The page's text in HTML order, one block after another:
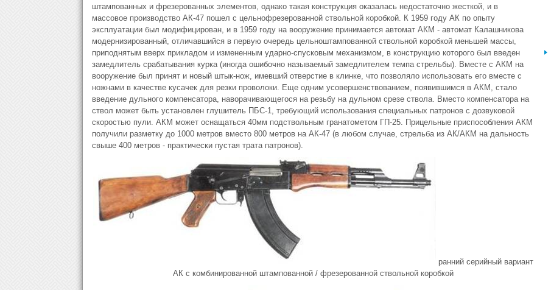
штампованных и фрезерованных элементов, однако такая конструкция оказалась недостаточно жесткой, и в
массовое производство АК-47 пошел с цельнофрезерованной ствольной коробкой. К 1959 году АК по опыту
эксплуатации был модифицирован, и в 1959 году на вооружение принимается автомат АКМ - автомат Калашникова
модернизированный, отличавшийся в первую очередь цельноштампованной ствольной коробкой меньшей массы,
приподнятым вверх прикладом и измененным ударно-спусковым механизмом, в конструкцию которого был введен
замедлитель срабатывания курка (иногда ошибочно называемый замедлителем темпа стрельбы). Вместе с АКМ на
вооружение был принят и новый штык-нож, имевший отверстие в клинке, что позволяло использовать его вместе с
ножнами в качестве кусачек для резки проволоки. Еще одним усовершенствованием, появившимся в АКМ, стало
введение дульного компенсатора, наворачивающегося на резьбу на дульном срезе ствола. Вместо компенсатора на
ствол может быть установлен глушитель ПБС-1, требующий использования специальных патронов с дозвуковой
скоростью пули. АКМ может оснащаться 40мм подствольным гранатометом ГП-25. Прицельные приспособления АКМ
получили разметку до 1000 метров вместо 800 метров на АК-47 (в любом случае, стрельба из АК/АКМ на дальность
свыше 400 метров - практически пустая трата патронов).
ранний серийный вариант
АК с комбинированной штампованной / фрезерованной ствольной коробкой